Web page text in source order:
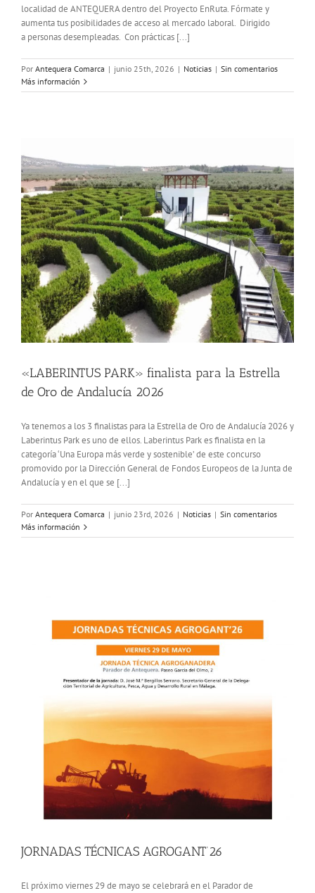
localidad de ANTEQUERA dentro del Proyecto EnRuta. Fórmate y
aumenta tus posibilidades de acceso al mercado laboral. Dirigido
a personas desempleadas. Con prácticas [...]
Por Antequera Comarca | junio 25th, 2026 | Noticias | Sin comentarios
Más información
«LABERINTUS PARK» finalista para la Estrella
de Oro de Andalucía 2026
Ya tenemos a los 3 finalistas para la Estrella de Oro de Andalucía 2026 y
Laberintus Park es uno de ellos. Laberintus Park es finalista en la
categoría ‘Una Europa más verde y sostenible’ de este concurso
promovido por la Dirección General de Fondos Europeos de la Junta de
Andalucía y en el que se [...]
Por Antequera Comarca | junio 23rd, 2026 | Noticias | Sin comentarios
Más información
JORNADAS TÉCNICAS AGROGANT’26
El próximo viernes 29 de mayo se celebrará en el Parador de